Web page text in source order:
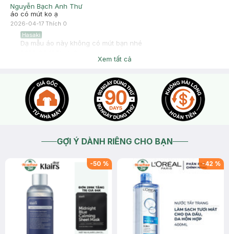
Nguyễn Bạch Anh Thư
áo có mút ko ạ
2026-04-17 Thích 0
Hasaki
Dạ mẫu áo này không có mút bạn nhé
Xem tất cả
GỢI Ý DÀNH RIÊNG CHO BẠN
-50 % -42 %